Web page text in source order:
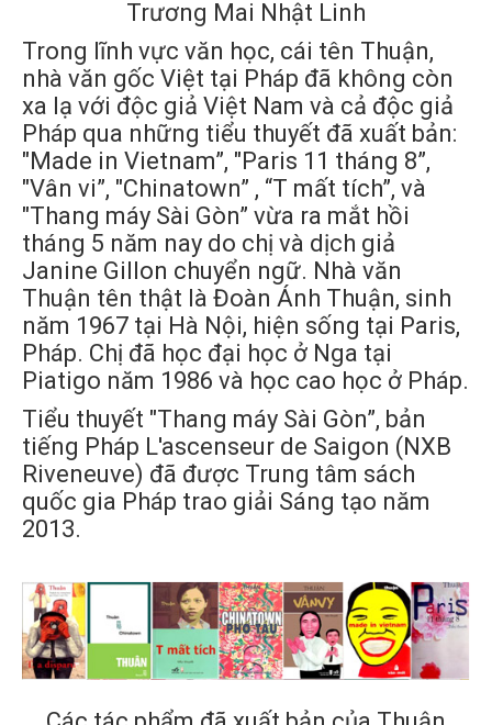
Trương Mai Nhật Linh
Trong lĩnh vực văn học, cái tên Thuận,
nhà văn gốc Việt tại Pháp đã không còn
xa lạ với độc giả Việt Nam và cả độc giả
Pháp qua những tiểu thuyết đã xuất bản:
"Made in Vietnam”, "Paris 11 tháng 8”,
"Vân vi”, "Chinatown” , “T mất tích”, và
"Thang máy Sài Gòn” vừa ra mắt hồi
tháng 5 năm nay do chị và dịch giả
Janine Gillon chuyển ngữ. Nhà văn
Thuận tên thật là Đoàn Ánh Thuận, sinh
năm 1967 tại Hà Nội, hiện sống tại Paris,
Pháp. Chị đã học đại học ở Nga tại
Piatigo năm 1986 và học cao học ở Pháp.
Tiểu thuyết "Thang máy Sài Gòn”, bản
tiếng Pháp L'ascenseur de Saigon (NXB
Riveneuve) đã được Trung tâm sách
quốc gia Pháp trao giải Sáng tạo năm
2013.